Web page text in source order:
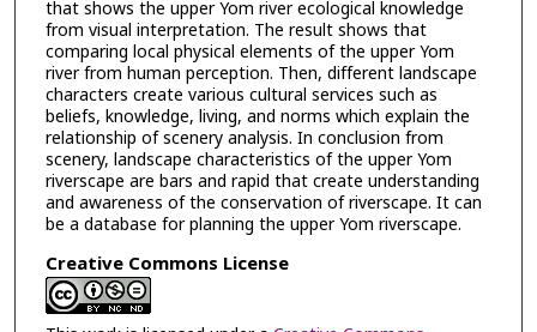
that shows the upper Yom river ecological knowledge
from visual interpretation. The result shows that
comparing local physical elements of the upper Yom
river from human perception. Then, different landscape
characters create various cultural services such as
beliefs, knowledge, living, and norms which explain the
relationship of scenery analysis. In conclusion from
scenery, landscape characteristics of the upper Yom
riverscape are bars and rapid that create understanding
and awareness of the conservation of riverscape. It can
be a database for planning the upper Yom riverscape.
Creative Commons License